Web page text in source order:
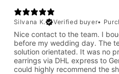
Silvana K.
Verified buyer•
Nice contact to the team. I
before my wedding day. The
solution orientated. It was no
earrings via DHL express to
could highly recommend the